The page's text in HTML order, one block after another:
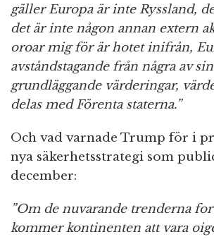
gäller Europa är inte Ryssland,
det är inte någon annan extern
oroar mig för är hotet inifrån,
avståndstagande från några av
grundläggande värderingar,
delas med Förenta staterna.”
Och vad varnade Trump för i
nya säkerhetsstrategi som
december:
”Om de nuvarande trenderna
kommer kontinenten att vara